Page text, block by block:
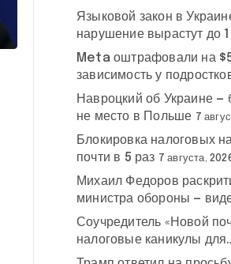
Языковой закон в
нарушение вырастут до
Meta оштрафовали на
зависимость у
Навроцкий об Украине —
не место в Польше 7
Блокировка налоговых
почти в 5 раз 7 августа,
Михаил Федоров
министра обороны —
Соучредитель «Новой
налоговые каникулы